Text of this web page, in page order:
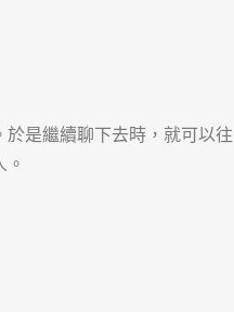
是繼續聊下去時，就可以往